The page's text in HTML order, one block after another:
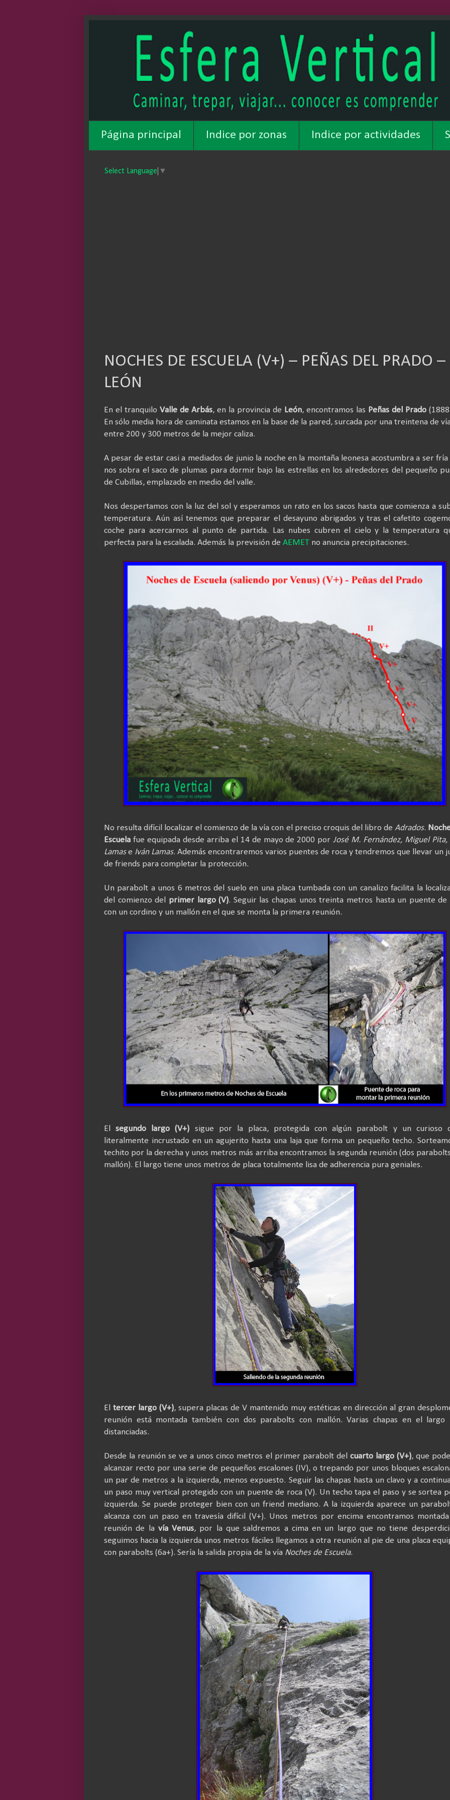
Página principal Indice por zonas Indice por actividades
Select Language ▼
NOCHES DE ESCUELA (V+) – PEÑAS DEL PRADO –
LEÓN
En el tranquilo Valle de Arbás, en la provincia de León, encontramos las Peñas del Prado
En sólo media hora de caminata estamos en la base de la pared, surcada por una treintena de
entre 200 y 300 metros de la mejor caliza.
A pesar de estar casi a mediados de junio la noche en la montaña leonesa acostumbra a ser fría
nos sobra el saco de plumas para dormir bajo las estrellas en los alrededores del pequeño
de Cubillas, emplazado en medio del valle.
Nos despertamos con la luz del sol y esperamos un rato en los sacos hasta que comienza a
temperatura. Aún así tenemos que preparar el desayuno abrigados y tras el cafetito
coche para acercarnos al punto de partida. Las nubes cubren el cielo y la temperatura
perfecta para la escalada. Además la previsión de AEMET no anuncia precipitaciones.
No resulta difícil localizar el comienzo de la vía con el preciso croquis del libro de Adrados.
Escuela fue equipada desde arriba el 14 de mayo de 2000 porJosé M. Fernández, Miguel Pita,
Lamase Iván Lamas. Además encontraremos varios puentes de roca y tendremos que llevar un
de friends para completar la protección.
Un parabolt a unos 6 metros del suelo en una placa tumbada con un canalizo facilita la
del comienzo del primer largo (V). Seguir las chapas unos treinta metros hasta un puente de
con un cordino y un mallón en el que se monta la primera reunión.
Elsegundo largo (V+) sigue por la placa, protegida con algún parabolt y un curioso
literalmente incrustado en un agujerito hasta una laja que forma un pequeño techo.
techito por la derecha y unos metros más arriba encontramos la segunda reunión (dos
mallón). El largo tiene unos metros de placa totalmente lisa de adherencia pura geniales.
El tercer largo (V+), supera placas de V mantenido muy estéticas en dirección al gran
reunión está montada también con dos parabolts con mallón. Varias chapas en el largo
distanciadas.
Desde la reunión se ve a unos cinco metros el primer parabolt del cuarto largo (V+), que
alcanzar recto por una serie de pequeños escalones (I V), o trepando por unos bloques
un par de metros a la izquierda, menos expuesto. Seguir las chapas hasta un clavo y a
un paso muy vertical protegido con un puente de roca (V). Un techo tapa el paso y se sortea
izquierda. Se puede proteger bien con un friend mediano. A la izquierda aparece un
alcanza con un paso en travesía difícil (V+). Unos metros por encima encontramos
reunión de la vía Venus, por la que saldremos a cima en un largo que no tiene
seguimos hacia la izquierda unos metros fáciles llegamos a otra reunión al pie de una placa
con parabolts (6a+). Sería la salida propia de la vía Noches de Escuela.